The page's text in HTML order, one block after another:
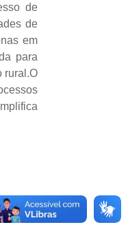
de
de
em
para
rural.O